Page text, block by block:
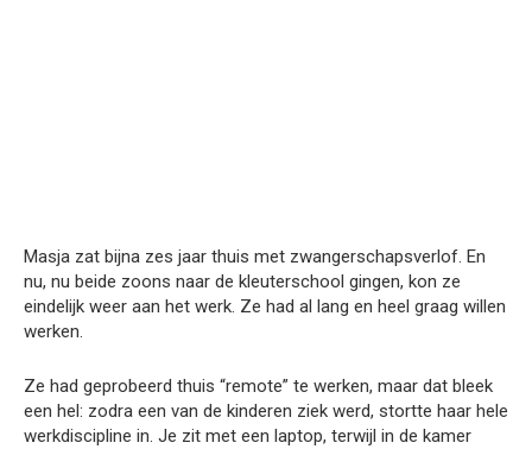
Masja zat bijna zes jaar thuis met zwangerschapsverlof. En
nu, nu beide zoons naar de kleuterschool gingen, kon ze
eindelijk weer aan het werk. Ze had al lang en heel graag willen
werken.
Ze had geprobeerd thuis “remote” te werken, maar dat bleek
een hel: zodra een van de kinderen ziek werd, stortte haar hele
werkdiscipline in. Je zit met een laptop, terwijl in de kamer